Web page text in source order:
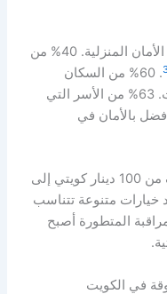
الكاميرات تعتبر جزءًا أساسيًا من خطط الأمان المنزلية. 40% من
3
. 60% من السكان
يشعرون بأكثر أمانًا بعد تركيب الكاميرات. 63% من الأسر التي
بالأمان في
تختلف من 100 دينار كويتي إلى
خيارات متنوعة تتناسب
المتطورة أصبح
في الكويت